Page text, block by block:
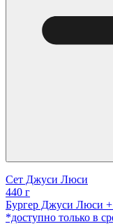
Сет Джуси Люси
440 г
Бургер Джуси Люси
*доступно только в